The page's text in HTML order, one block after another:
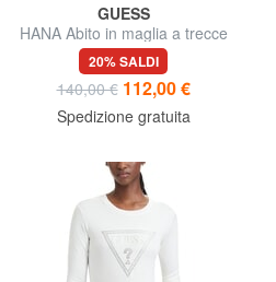
GUESS
HANA Abito in maglia a trecce
20% SALDI
140,00 € 112,00 €
Spedizione gratuita